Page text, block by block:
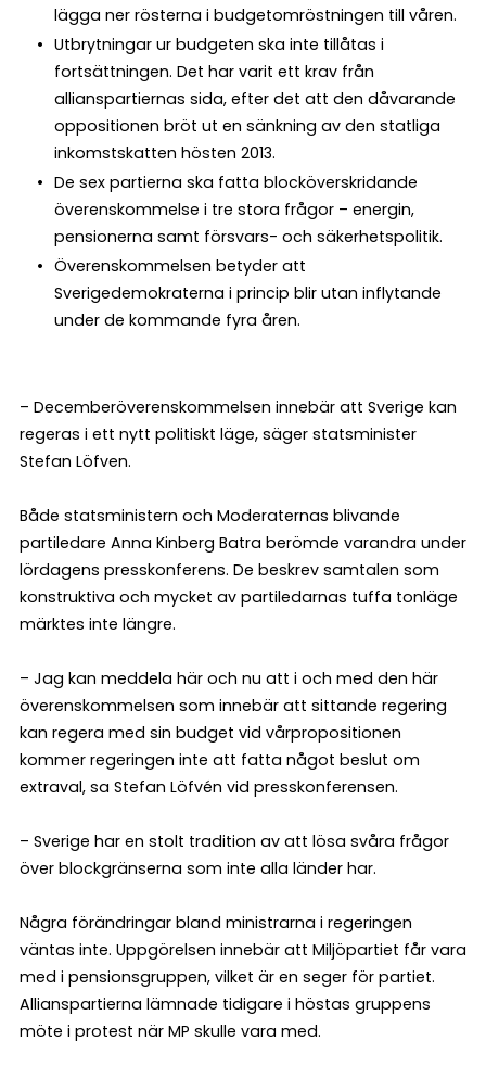
lägga ner rösterna i budgetomröstningen till våren.
Utbrytningar ur budgeten ska inte tillåtas i
fortsättningen. Det har varit ett krav från
allianspartiernas sida, efter det att den dåvarande
oppositionen bröt ut en sänkning av den statliga
inkomstskatten hösten 2013.
De sex partierna ska fatta blocköverskridande
överenskommelse i tre stora frågor – energin,
pensionerna samt försvars- och säkerhetspolitik.
Överenskommelsen betyder att
Sverigedemokraterna i princip blir utan inflytande
under de kommande fyra åren.
– Decemberöverenskommelsen innebär att Sverige kan
regeras i ett nytt politiskt läge, säger statsminister
Stefan Löfven.
Både statsministern och Moderaternas blivande
partiledare Anna Kinberg Batra berömde varandra under
lördagens presskonferens. De beskrev samtalen som
konstruktiva och mycket av partiledarnas tuffa tonläge
märktes inte längre.
– Jag kan meddela här och nu att i och med den här
överenskommelsen som innebär att sittande regering
kan regera med sin budget vid vårpropositionen
kommer regeringen inte att fatta något beslut om
extraval, sa Stefan Löfvén vid presskonferensen.
– Sverige har en stolt tradition av att lösa svåra frågor
över blockgränserna som inte alla länder har.
Några förändringar bland ministrarna i regeringen
väntas inte. Uppgörelsen innebär att Miljöpartiet får vara
med i pensionsgruppen, vilket är en seger för partiet.
Allianspartierna lämnade tidigare i höstas gruppens
möte i protest när MP skulle vara med.